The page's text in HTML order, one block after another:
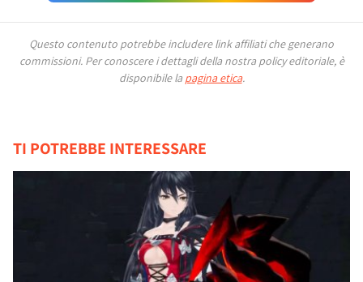
Questo contenuto potrebbe includere link affiliati che generano
commissioni. Per conoscere i dettagli della nostra policy editoriale, è
disponibile la pagina etica.
TI POTREBBE INTERESSARE